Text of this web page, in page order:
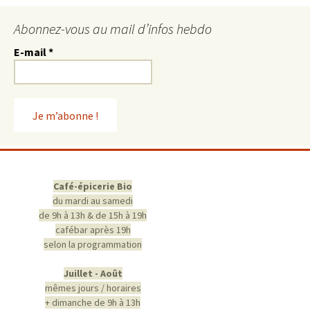
Abonnez-vous au mail d’infos hebdo
E-mail*
Café-épicerie Bio
du mardi au samedi
de 9h à 13h & de 15h à 19h
cafébar après 19h
selon la programmation
Juillet - Août
mêmes jours / horaires
+ dimanche de 9h à 13h